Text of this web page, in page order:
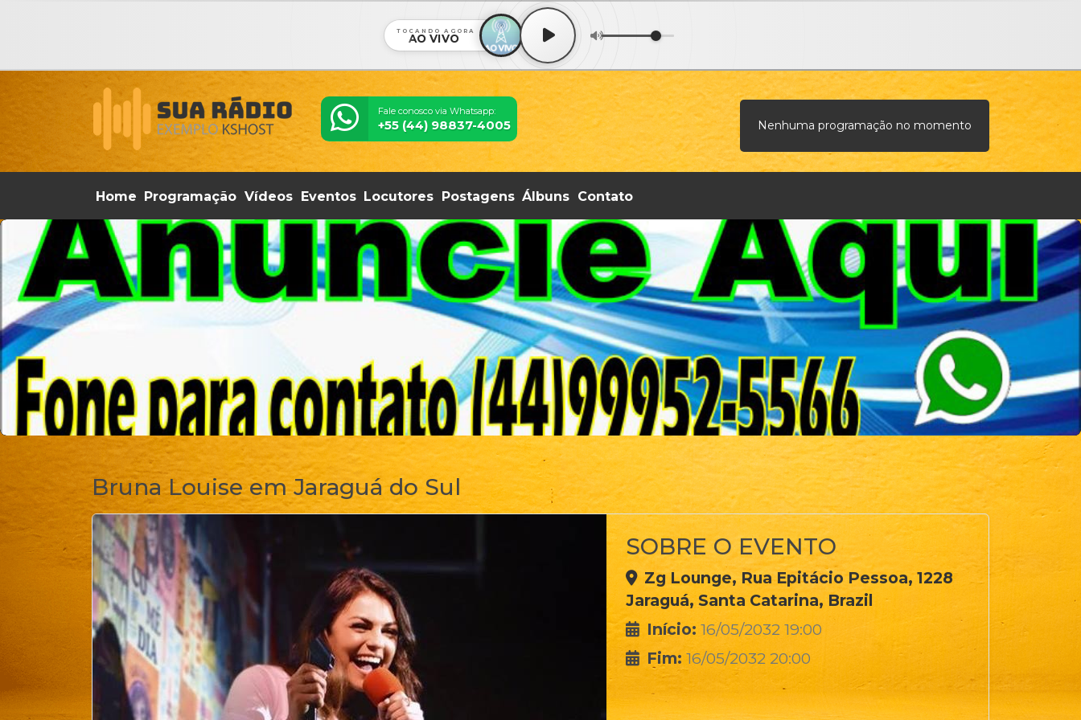
TOCANDO AGORA
AO VIVO
Fale conosco via Whatsapp:
+55 (44) 98837-4005 Nenhuma programação no momento
Home Programação Vídeos Eventos Locutores Postagens Álbuns Contato
Bruna Louise em Jaraguá do Sul
SOBRE O EVENTO
Zg Lounge, Rua Epitácio Pessoa, 1228
Jaraguá, Santa Catarina, Brazil
Início: 16/05/2032 19:00
Fim: 16/05/2032 20:00